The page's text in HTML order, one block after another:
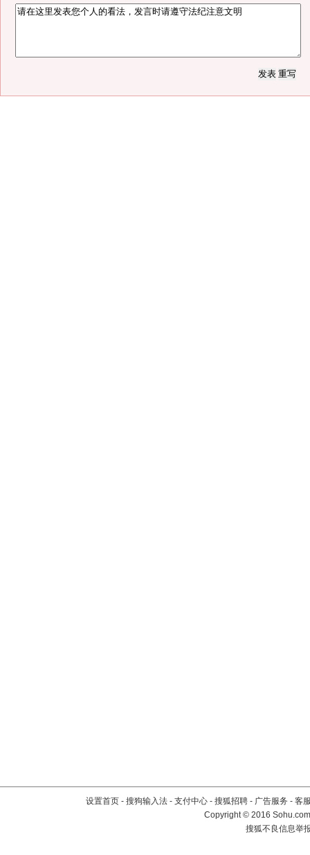
设置首页 - 搜狗输入法 - 支付中心 - 搜狐招聘 - 广告服务 - 客
Copyright©2016
搜狐不良信息举